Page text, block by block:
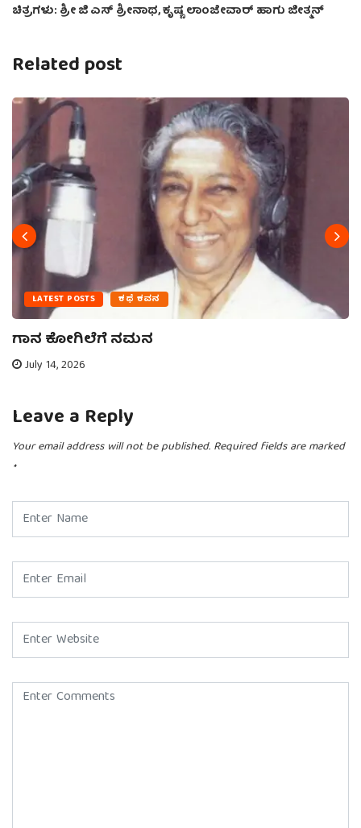
ಚಿತ್ರಗಳು: ಶ್ರೀ ಜಿ ಎಸ್ ಶ್ರೀನಾಥ, ಕೃಷ್ಣ ಲಾಂಜೇವಾರ್ ಹಾಗು ಜೀತ್ಮನ್
Related post
LATEST POSTS ಕಥೆ ಕವನ
ಗಾನ ಕೋಗಿಲೆಗೆ ನಮನ
July 14, 2026
Leave a Reply
Your email address will not be published. Required fields are marked
*